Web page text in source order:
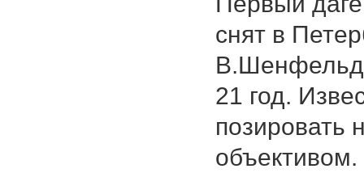
снят в
21 год.
позировать